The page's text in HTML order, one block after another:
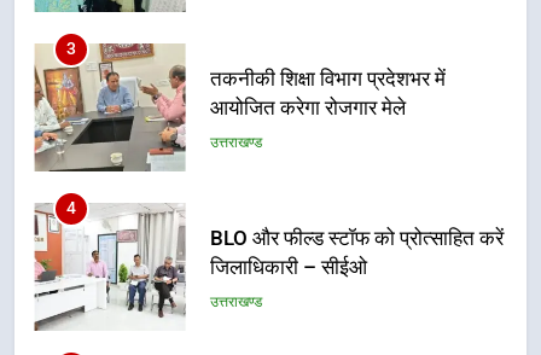
3
तकनीकी शिक्षा विभाग प्रदेशभर में
आयोजित करेगा रोजगार मेले
उत्तराखण्ड
4
BLO और फील्ड स्टॉफ को प्रोत्साहित करें
जिलाधिकारी – सीईओ
उत्तराखण्ड